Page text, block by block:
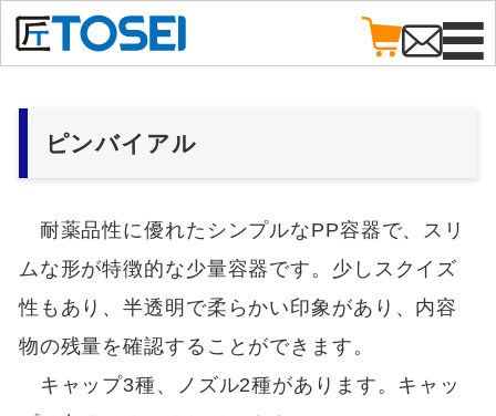
ピンバイアル
耐薬品性に優れたシンプルなPP容器で、スリ
ムな形が特徴的な少量容器です。少しスクイズ
性もあり、半透明で柔らかい印象があり、内容
物の残量を確認することができます。
キャップ3種、ノズル2種があります。キャッ